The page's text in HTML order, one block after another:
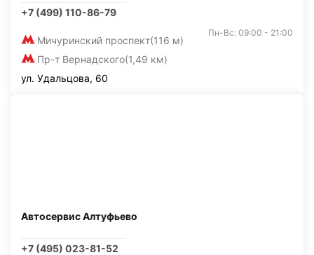
+7 (499) 110-86-79
Мичуринский проспект(116 м)
Пр-т Вернадского(1,49 км)
Пн-Вс: 09:00 - 21:00
ул. Удальцова, 60
Автосервис Алтуфьево
+7 (495) 023-81-52